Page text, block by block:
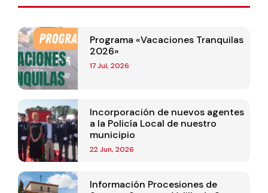
Programa «Vacaciones Tranquilas
2026»
17 Jul, 2026
Incorporación de nuevos agentes
a la Policía Local de nuestro
municipio
22 Jun, 2026
Información Procesiones de